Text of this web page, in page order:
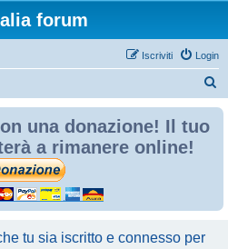
forum
Login
Iscriviti
una donazione! Il tuo
a rimanere online!
tu sia iscritto e connesso per